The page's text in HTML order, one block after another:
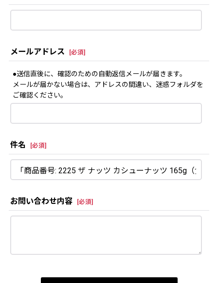
メールアドレス [必須]
●送信直後に、確認のための自動返信メールが届きます。
メールが届かない場合は、アドレスの間違い、迷惑フォルダを
ご確認ください。
件名 [必須]
お問い合わせ内容 [必須]